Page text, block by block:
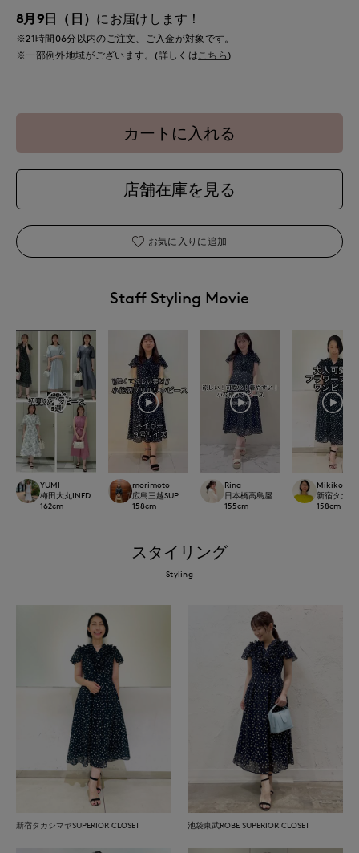
8月9日（日） にお届けします！
※21時間06分以内のご注文、ご入金が対象です。
※一部例外地域がございます。(詳しくはこちら )
カートに入れる
店舗在庫を見る
お気に入りに追加
Staff Styling Movie
YUMI
梅田大丸INED
162cm
morimoto
広島三越SUPERIORCLOSET
158cm
Rina
日本橋高島屋M Maglie le cassetto
155cm
Mikiko
新宿タカシ
158cm
スタイリング
Styling
新宿タカシマヤSUPERIOR CLOSET 池袋東武ROBE SUPERIOR CLOSET